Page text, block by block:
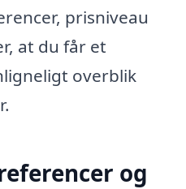
prisniveau
at du får et
overblik
og